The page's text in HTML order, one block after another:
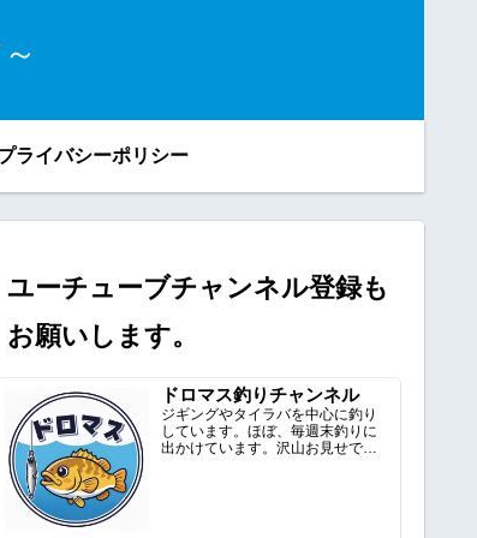
ライバシーポリシー
ユーチューブチャンネル登録も
お願いします。
ドロマス釣りチャンネル
ジギングやタイラバを中心に釣り
しています。ほぼ、毎週末釣りに
出かけています。沢山お見せでき